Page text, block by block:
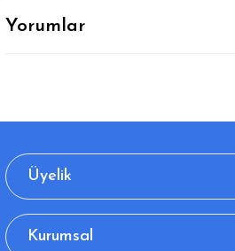
Yorumlar
Üyelik
Kurumsal